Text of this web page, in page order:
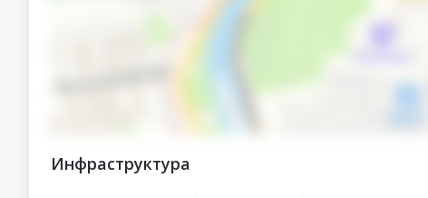
Инфраструктура